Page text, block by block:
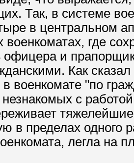
Так, в системе
в центральном
где
офицера и
Как
в военкомате "по
с
в пределах
легла на